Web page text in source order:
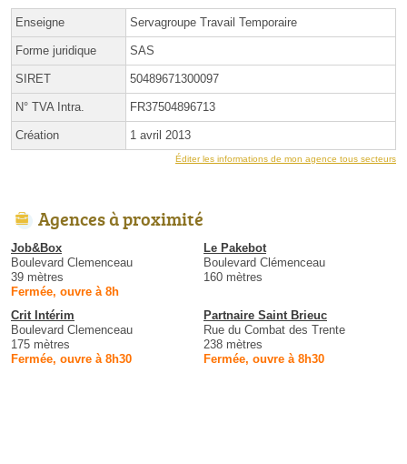
Enseigne Servagroupe Travail Temporaire
Forme juridique SAS
SIRET 50489671300097
N° TVA Intra. FR37504896713
Création 1 avril 2013
Éditer les informations de mon agence tous secteurs
Agences à proximité
Job&Box
Boulevard Clemenceau
39 mètres
Fermée, ouvre à 8h
Le Pakebot
Boulevard Clémenceau
160 mètres
Crit Intérim
Boulevard Clemenceau
175 mètres
Fermée, ouvre à 8h30
Partnaire Saint Brieuc
Rue du Combat des Trente
238 mètres
Fermée, ouvre à 8h30